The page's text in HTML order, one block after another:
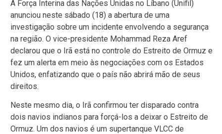
A Força Interina das Nações Unidas no Líbano (Unifil)
anunciou neste sábado (18) a abertura de uma
investigação sobre um incidente envolvendo a segurança
na região. O vice-presidente Mohammad Reza Aref
declarou que o Irã está no controle do Estreito de Ormuz e
fez um alerta em meio às negociações com os Estados
Unidos, enfatizando que o país não abrirá mão de seus
direitos.
Neste mesmo dia, o Irã confirmou ter disparado contra
dois navios indianos para forçá-los a deixar o Estreito de
Ormuz. Um dos navios é um supertanque VLCC de